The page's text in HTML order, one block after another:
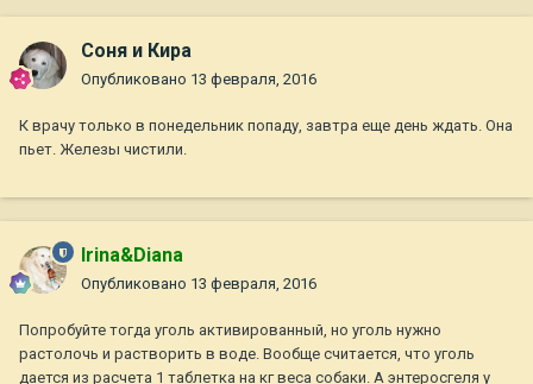
Соня и Кира
Опубликовано 13 февраля, 2016
К врачу только в понедельник попаду, завтра еще день ждать. Она
пьет. Железы чистили.
Irina&Diana
Опубликовано 13 февраля, 2016
Попробуйте тогда уголь активированный, но уголь нужно
растолочь и растворить в воде. Вообще считается, что уголь
дается из расчета 1 таблетка на кг веса собаки. А энтеросгеля у